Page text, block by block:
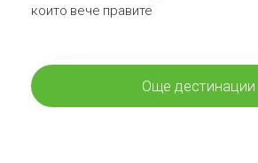
които вече правите
Още дестинации